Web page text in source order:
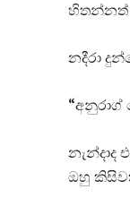
හිතන්නත්
නදීරා
ඔහු